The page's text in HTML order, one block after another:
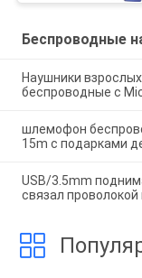
Беспроводные
Наушники
беспроводные с
шлемофон
15m с подарками
USB/3.5mm
связал